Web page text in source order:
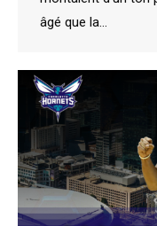
âgé que la…